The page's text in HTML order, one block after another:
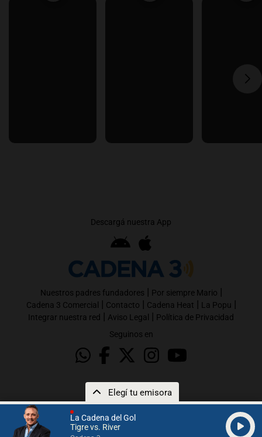
La Cadena del Gol
Tigre vs. River
Elegí tu emisora
Descargá nuestra App
Nuestros padres fundadores | Por siempre Mario |
Cadena 3 Comercial | Contacto | Cadena Heat | La Popu |
Integrar nuestra red | Aviso Legal | Política de Privacidad
Seguinos en